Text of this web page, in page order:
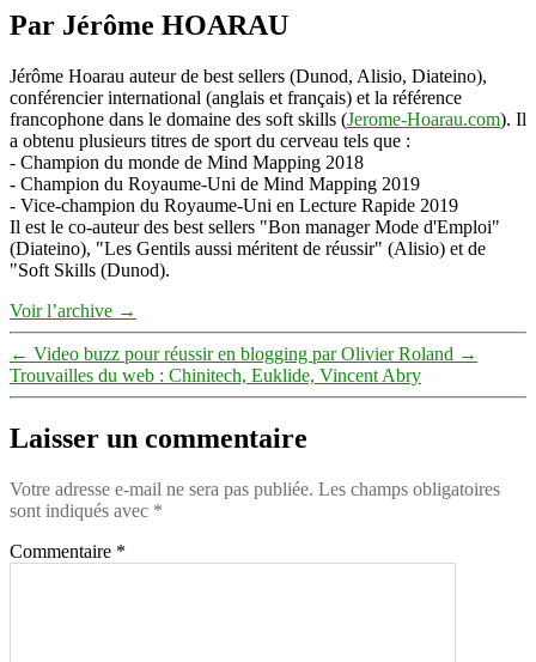
Par Jérôme HOARAU
Jérôme Hoarau auteur de best sellers (Dunod, Alisio, Diateino),
conférencier international (anglais et français) et la référence
francophone dans le domaine des soft skills (Jerome-Hoarau.com). Il
a obtenu plusieurs titres de sport du cerveau tels que :
- Champion du monde de Mind Mapping 2018
- Champion du Royaume-Uni de Mind Mapping 2019
- Vice-champion du Royaume-Uni en Lecture Rapide 2019
Il est le co-auteur des best sellers "Bon manager Mode d'Emploi"
(Diateino), "Les Gentils aussi méritent de réussir" (Alisio) et de
"Soft Skills (Dunod).
Voir l’archive →
← Video buzz pour réussir en blogging par Olivier Roland →
Trouvailles du web : Chinitech, Euklide, Vincent Abry
Laisser un commentaire
Votre adresse e-mail ne sera pas publiée. Les champs obligatoires
sont indiqués avec *
Commentaire *